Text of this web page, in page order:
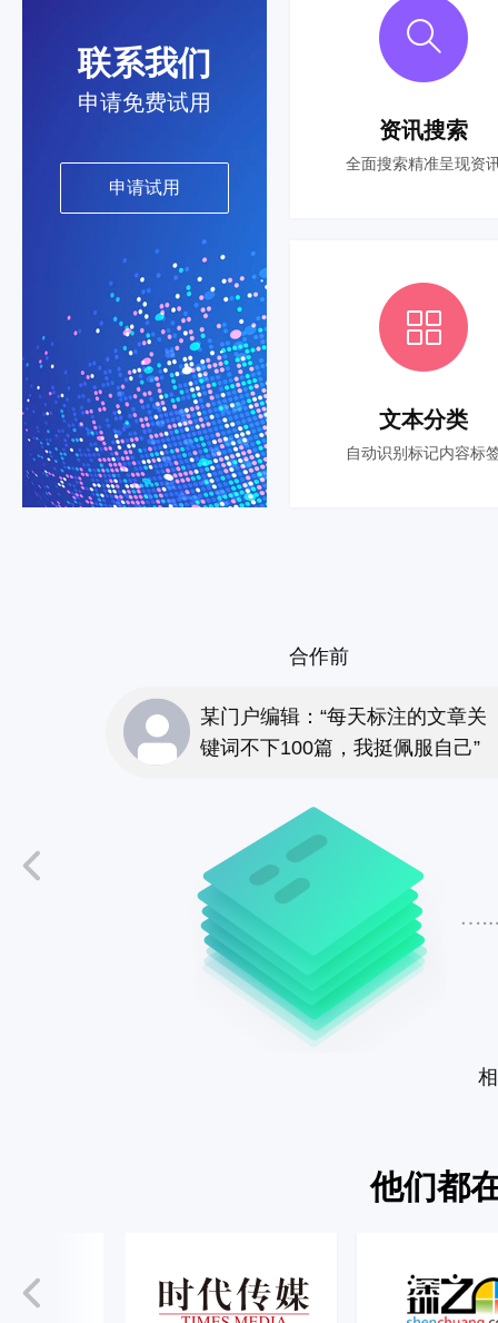
联系我们
申请免费试用
申请试用
资讯搜索
全面搜索精准呈现资
文本分类
自动识别标记内容标
合作前
某门户编辑：“每天标注的文章关
键词不下100篇，我挺佩服自己”
他们都